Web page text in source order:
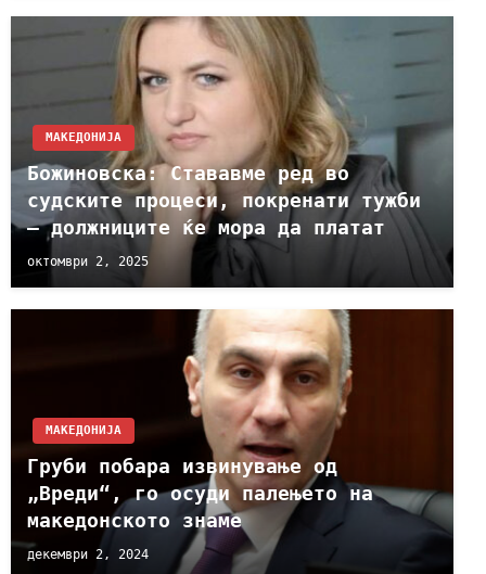
МАКЕДОНИЈА
Божиновска: Стававме ред во
судските процеси, покренати тужби
– должниците ќе мора да платат
октомври 2, 2025
МАКЕДОНИЈА
Груби побара извинување од
„Вреди“, го осуди палењето на
македонското знаме
декември 2, 2024